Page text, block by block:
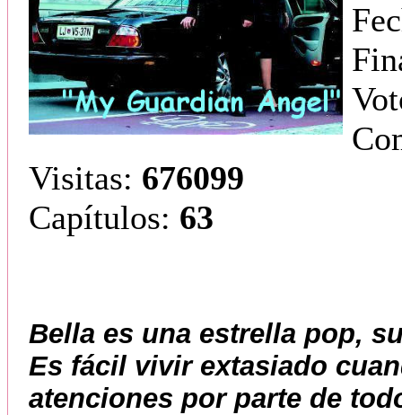
Visitas: 676099
Capítulos: 63
Bella es una estrella pop,
Es fácil vivir extasiado
atenciones por parte de